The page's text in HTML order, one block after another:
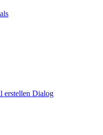
erstellen Dialog